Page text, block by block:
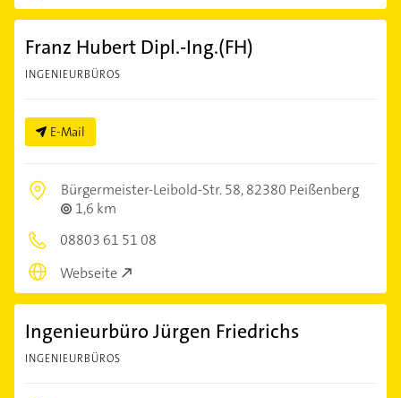
Franz Hubert Dipl.-Ing.(FH)
INGENIEURBÜROS
E-Mail
Bürgermeister-Leibold-Str. 58,82380 Peißenberg
1,6 km
08803 61 51 08
Webseite
Ingenieurbüro Jürgen Friedrichs
INGENIEURBÜROS